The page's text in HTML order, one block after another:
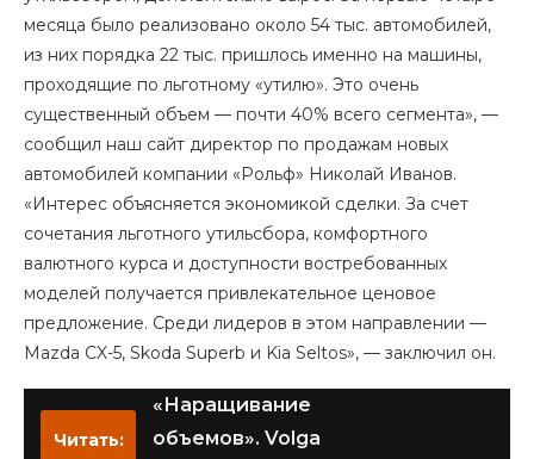
месяца было реализовано около 54 тыс. автомобилей,
из них порядка 22 тыс. пришлось именно на машины,
проходящие по льготному «утилю». Это очень
существенный объем — почти 40% всего сегмента», —
сообщил наш сайт директор по продажам новых
автомобилей компании «Рольф» Николай Иванов.
«Интерес объясняется экономикой сделки. За счет
сочетания льготного утильсбора, комфортного
валютного курса и доступности востребованных
моделей получается привлекательное ценовое
предложение. Среди лидеров в этом направлении —
Mazda CX-5, Skoda Superb и Kia Seltos», — заключил он.
Читать:
«Наращивание
объемов». Volga